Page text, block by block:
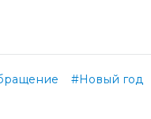
#Новый год